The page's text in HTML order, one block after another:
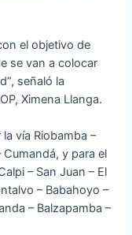
el objetivo de
se van a colocar
señaló la
Ximena Llanga.
vía Riobamba –
Cumandá, y para el
– San Juan – El
– Babahoyo –
– Balzapamba –